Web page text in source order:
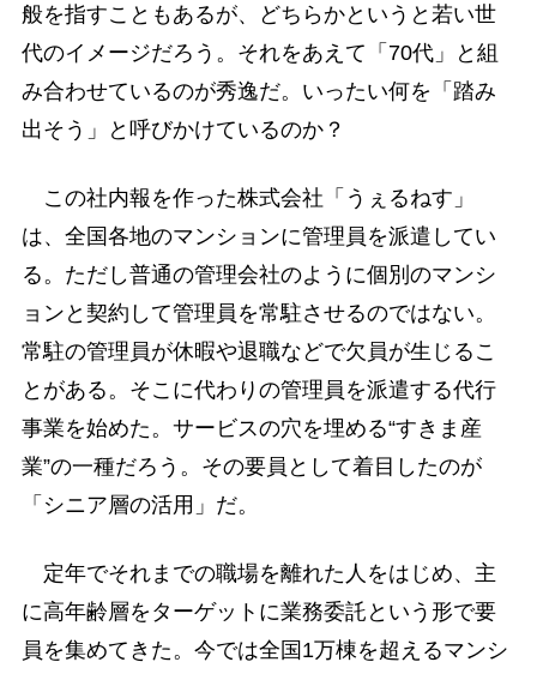
般を指すこともあるが、どちらかというと若い世
代のイメージだろう。それをあえて「70代」と組
み合わせているのが秀逸だ。いったい何を「踏み
出そう」と呼びかけているのか？
この社内報を作った株式会社「うぇるねす」
は、全国各地のマンションに管理員を派遣してい
る。ただし普通の管理会社のように個別のマンシ
ョンと契約して管理員を常駐させるのではない。
常駐の管理員が休暇や退職などで欠員が生じるこ
とがある。そこに代わりの管理員を派遣する代行
事業を始めた。サービスの穴を埋める“すきま産
業”の一種だろう。その要員として着目したのが
「シニア層の活用」だ。
定年でそれまでの職場を離れた人をはじめ、主
に高年齢層をターゲットに業務委託という形で要
員を集めてきた。今では全国1万棟を超えるマンシ